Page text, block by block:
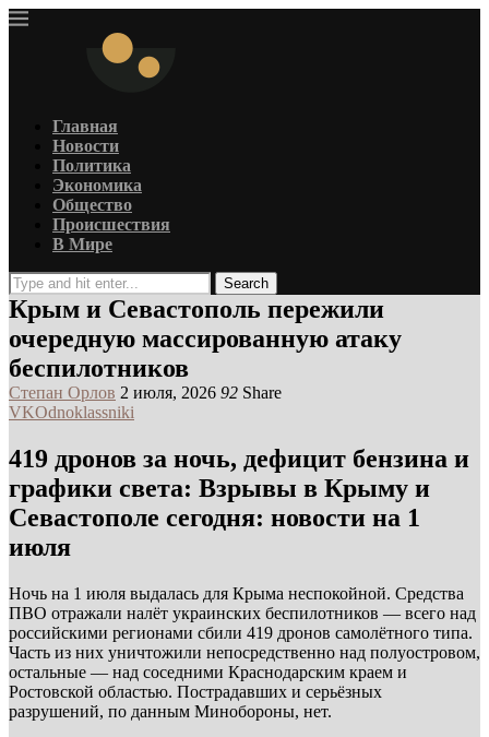
Главная
Новости
Политика
Экономика
Общество
Происшествия
В Мире
Search
Крым и Севастополь пережили
очередную массированную атаку
беспилотников
Степан Орлов 2 июля, 2026 92 Share
VKOdnoklassniki
419 дронов за ночь, дефицит бензина и
графики света: Взрывы в Крыму и
Севастополе сегодня: новости на 1
июля
Ночь на 1 июля выдалась для Крыма неспокойной. Средства
ПВО отражали налёт украинских беспилотников — всего над
российскими регионами сбили 419 дронов самолётного типа.
Часть из них уничтожили непосредственно над полуостровом,
остальные — над соседними Краснодарским краем и
Ростовской областью. Пострадавших и серьёзных
разрушений, по данным Минобороны, нет.